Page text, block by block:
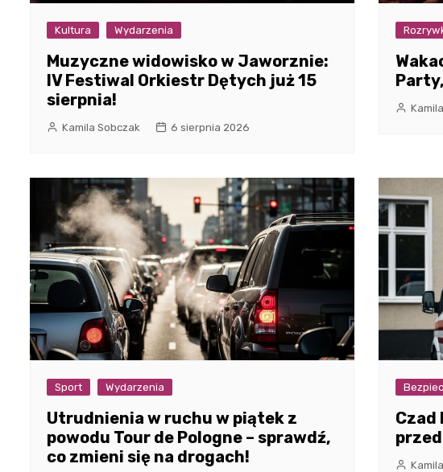
Kultura Wydarzenia
Muzyczne widowisko w Jaworznie:
IV Festiwal Orkiestr Dętych już 15
sierpnia!
Kamila Sobczak 6 sierpnia 2026
Sport Wydarzenia
Utrudnienia w ruchu w piątek z
powodu Tour de Pologne – sprawdź,
co zmieni się na drogach!
Czad